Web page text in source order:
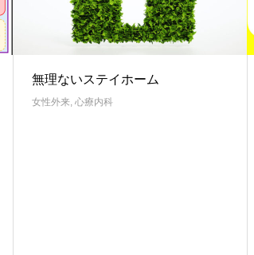
無理ないステイホーム
女性外来 心療内科